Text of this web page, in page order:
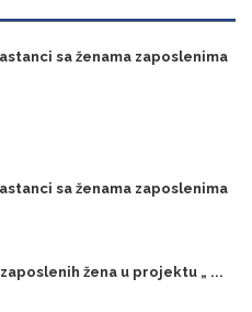
sa ženama zaposlenima
sa ženama zaposlenima
žena u projektu „ ...